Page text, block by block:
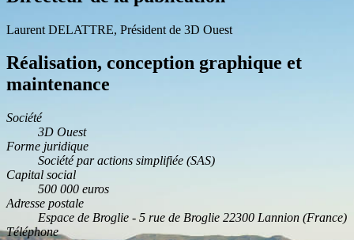
Laurent DELATTRE, Président de 3D Ouest
Réalisation, conception graphique et
maintenance
Société
3D Ouest
Forme juridique
Société par actions simplifiée (SAS)
Capital social
500 000 euros
Adresse postale
Espace de Broglie - 5 rue de Broglie 22300 Lannion (France)
Téléphone